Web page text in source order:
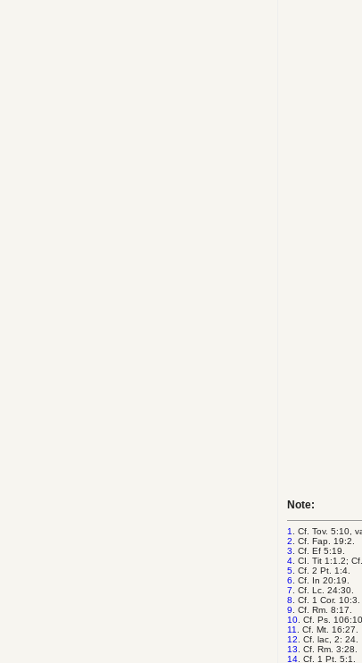
Note:
1
. Cf. Tov. 5:10,
2 . Cf. Fap. 19:2.
3 . Cf. Ef 5:19.
4 . CI. Tit 1:1.2;
5 . Cf. 2 Pt. 1:4.
6 . Cf. In 20:19.
7 . Cf. Lc. 24:30.
8 . Cf. 1 Cor. 10:3.
9 . Cf. Rm. 8:17.
10 . Cf. Ps.
11
. Cf. Mt. 16:27.
12 . Cf. lac, 2: 24.
13 . Cf. Rm. 3:28.
14 . Cf. 1 Pt. 5:1.